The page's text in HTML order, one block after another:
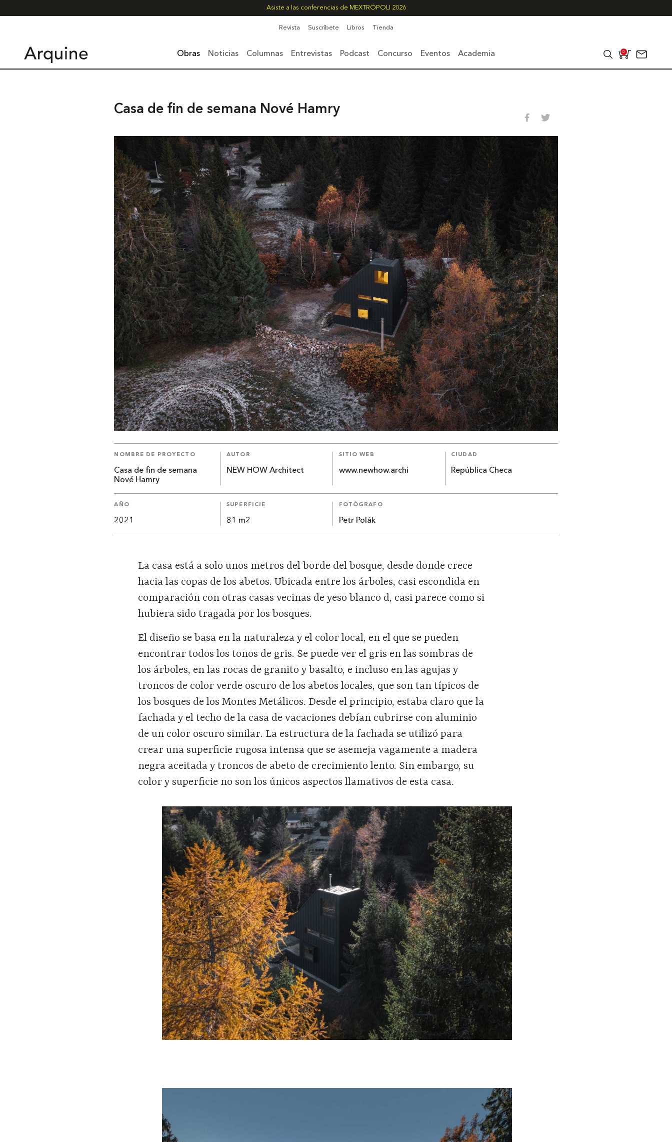
Asiste a las conferencias de MEXTRÓPOLI 2026
Revista Suscríbete Libros Tienda
Obras Noticias Columnas Entrevistas Podcast Concurso Eventos Academia 0
Casa de fin de semana Nové Hamry
NOMBRE DE PROYECTO
Casa de fin de semana
Nové Hamry
AUTOR
NEW HOW Architect
SITIO WEB
www.newhow.archi
CIUDAD
República Checa
AÑO
2021
SUPERFICIE
81 m2
FOTÓGRAFO
Petr Polák
La casa está a solo unos metros del borde del bosque, desde donde crece
hacia las copas de los abetos. Ubicada entre los árboles, casi escondida en
comparación con otras casas vecinas de yeso blanco d, casi parece como si
hubiera sido tragada por los bosques.
El diseño se basa en la naturaleza y el color local, en el que se pueden
encontrar todos los tonos de gris. Se puede ver el gris en las sombras de
los árboles, en las rocas de granito y basalto, e incluso en las agujas y
troncos de color verde oscuro de los abetos locales, que son tan típicos de
los bosques de los Montes Metálicos. Desde el principio, estaba claro que la
fachada y el techo de la casa de vacaciones debían cubrirse con aluminio
de un color oscuro similar. La estructura de la fachada se utilizó para
crear una superficie rugosa intensa que se asemeja vagamente a madera
negra aceitada y troncos de abeto de crecimiento lento. Sin embargo, su
color y superficie no son los únicos aspectos llamativos de esta casa.